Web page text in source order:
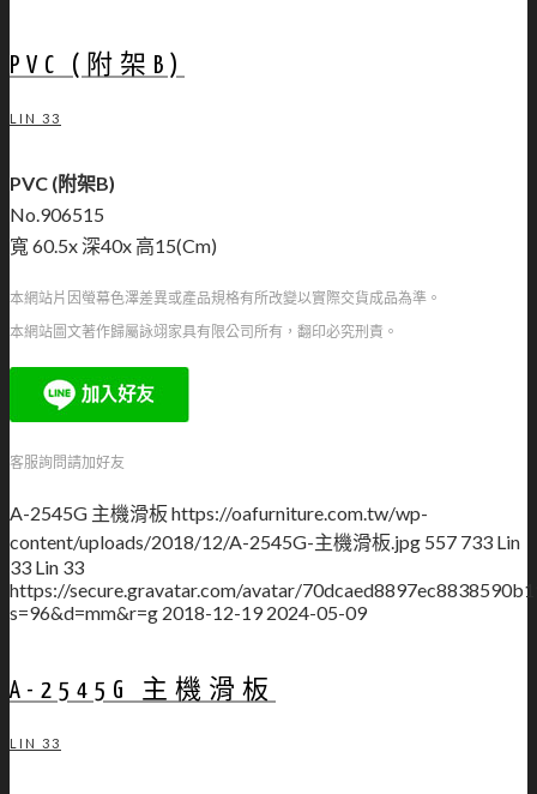
PVC (附架B)
LIN 33
PVC (附架B)
No.906515
寬 60.5x 深40x 高15(Cm)
本網站片因螢幕色澤差異或產品規格有所改變以實際交貨成品為準。
本網站圖文著作歸屬詠翊家具有限公司所有，翻印必究刑責。
客服詢問請加好友
A-2545G 主機滑板https://oafurniture.com.tw/wp-
content/uploads/2018/12/A-2545G-主機滑板.jpg 557 733 Lin
33 Lin 33
https://secure.gravatar.com/avatar/
s=96&d=mm&r=g 2018-12-19 2024-05-09
A-2545G 主機滑板
LIN 33